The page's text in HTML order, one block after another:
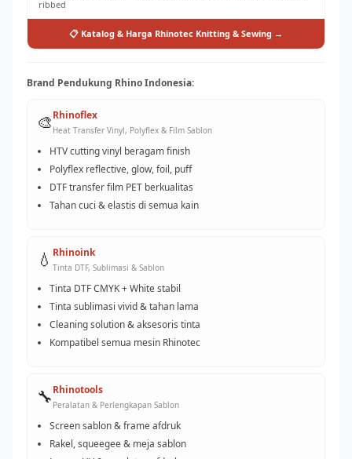
ribbed
📋 Katalog & Harga Rhinotec Knitting & Sewing →
Brand Pendukung Rhino Indonesia:
🎨Rhinoflex
Heat Transfer Vinyl, Polyflex & Film Sablon
HTV cutting vinyl beragam finish
Polyflex reflective, glow, foil, puff
DTF transfer film PET berkualitas
Tahan cuci & elastis di semua kain
💧 Rhinoink
Tinta DTF, Sublimasi & Sablon
Tinta DTF CMYK + White stabil
Tinta sublimasi vivid & tahan lama
Cleaning solution & aksesoris tinta
Kompatibel semua mesin Rhinotec
🔧Rhinotools
Peralatan & Perlengkapan Sablon
Screen sablon & frame afdruk
Rakel, squeegee & meja sablon